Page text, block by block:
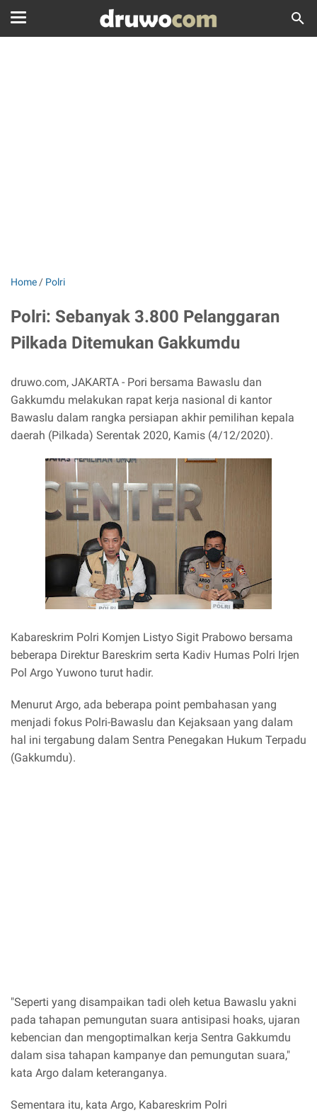
Home / Polri
Polri: Sebanyak 3.800 Pelanggaran
Pilkada Ditemukan Gakkumdu
druwo.com, JAKARTA - Pori bersama Bawaslu dan
Gakkumdu melakukan rapat kerja nasional di kantor
Bawaslu dalam rangka persiapan akhir pemilihan kepala
daerah (Pilkada) Serentak 2020, Kamis (4/12/2020).
Kabareskrim Polri Komjen Listyo Sigit Prabowo bersama
beberapa Direktur Bareskrim serta Kadiv Humas Polri Irjen
Pol Argo Yuwono turut hadir.
Menurut Argo, ada beberapa point pembahasan yang
menjadi fokus Polri-Bawaslu dan Kejaksaan yang dalam
hal ini tergabung dalam Sentra Penegakan Hukum Terpadu
(Gakkumdu).
"Seperti yang disampaikan tadi oleh ketua Bawaslu yakni
pada tahapan pemungutan suara antisipasi hoaks, ujaran
kebencian dan mengoptimalkan kerja Sentra Gakkumdu
dalam sisa tahapan kampanye dan pemungutan suara,"
kata Argo dalam keteranganya.
Sementara itu, kata Argo, Kabareskrim Polri